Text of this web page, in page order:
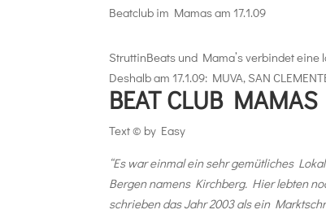
Beatclub im Mamas am 17.1.09
StruttinBeats und Mama’s verbindet
Deshalb am 17.1.09: MUVA, SAN
BEAT CLUB MAMAS
Text © by Easy
“Es war einmal ein sehr gemütliches
Bergen namens Kirchberg. Hier lebten
schrieben das Jahr 2003 als ein